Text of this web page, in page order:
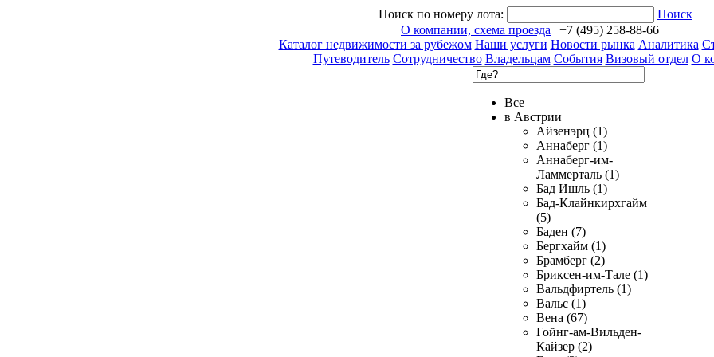
Поиск по номеру лота:
Поиск
О компании, схема проезда | +7 (495) 258-88-66
Каталог недвижимости за рубежом Наши услуги Новости рынка Аналитика
Путеводитель Сотрудничество Владельцам События Визовый отдел О
Все
в Австрии
Айзенэрц (1)
Аннаберг (1)
Аннаберг-им-
Ламмерталь (1)
Бад Ишль (1)
Бад-Клайнкирхгайм
(5)
Баден (7)
Бергхайм (1)
Брамберг (2)
Бриксен-им-Тале (1)
Вальдфиртель (1)
Вальс (1)
Вена (67)
Гойнг-ам-Вильден-
Кайзер (2)